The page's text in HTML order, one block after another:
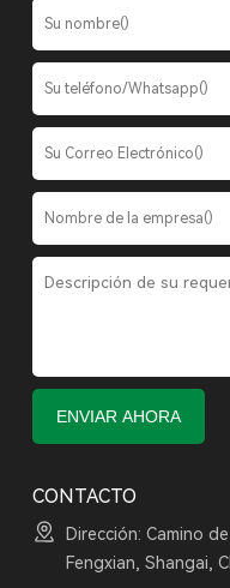
CONTACTO
Dirección: Camino
Fengxian, Shangai,